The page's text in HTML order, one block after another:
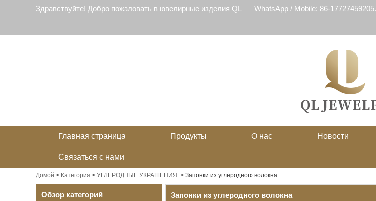
Здравствуйте! Добро пожаловать в ювелирные изделия QL WhatsApp / Mobile: 86-17727459205.
Главная страница Продукты О нас Новости
Связаться с нами
Домой > Категория > УГЛЕРОДНЫЕ УКРАШЕНИЯ > Запонки из углеродного волокна
Обзор категорий Запонки из углеродного волокна